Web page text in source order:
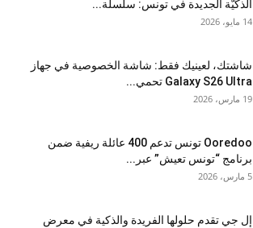
الذكيّة الجديدة في تونس: سلسلة...
14 مايو، 2026
شاشتك، لعينيك فقط: شاشة الخصوصية في جهاز
Galaxy S26 Ultra تحمي...
19 مارس، 2026
Ooredoo تونس تدعم 400 عائلة ريفية ضمن
برنامج “تونس تعيش” عبر...
5 مارس، 2026
إل جي تقدم حلولها الفريدة والذكية في معرض